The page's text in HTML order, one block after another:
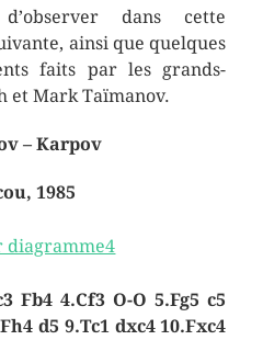
dans cette
ainsi que quelques
faits par les grands-
et Mark Taïmanov.
– Karpov
1985
Fb4 4.Cf3 O-O 5.Fg5 c5
d5 9.Tc1 dxc4 10.Fxc4